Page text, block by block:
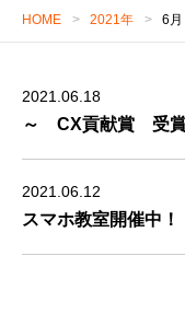
HOME 2021年 6月
2021.06.18
～ CX貢献賞 受
2021.06.12
スマホ教室開催中！